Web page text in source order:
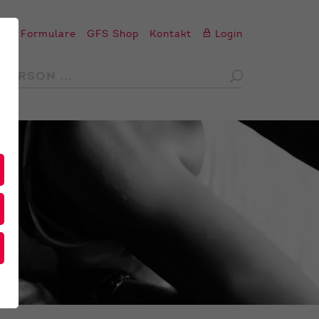
Formulare GFS Shop Kontakt Login